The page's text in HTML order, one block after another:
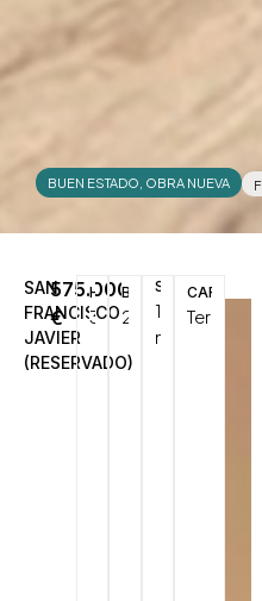
BUEN ESTADO OBRA NUEVA
SAN
FRANCISCO
JAVIER
(RESERVADO)
575.000
€
HAB.
3
BAÑOS
2
SUP.
130
m
Terraza/